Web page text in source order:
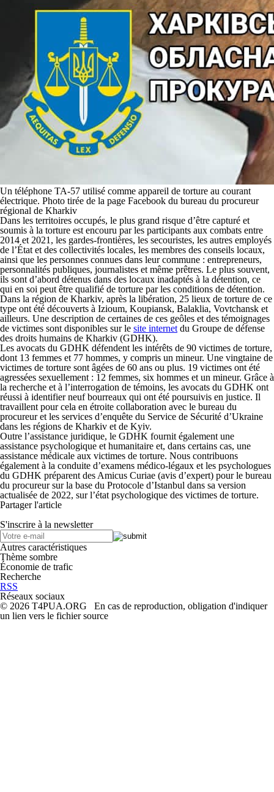
Un téléphone TA-57 utilisé comme appareil de torture au courant
électrique. Photo tirée de la page Facebook du bureau du procureur
régional de Kharkiv
Dans les territoires occupés, le plus grand risque d’être capturé et
soumis à la torture est encouru par les participants aux combats entre
2014 et 2021, les gardes-frontières, les secouristes, les autres employés
de l’État et des collectivités locales, les membres des conseils locaux,
ainsi que les personnes connues dans leur commune : entrepreneurs,
personnalités publiques, journalistes et même prêtres. Le plus souvent,
ils sont d’abord détenus dans des locaux inadaptés à la détention, ce
qui en soi peut être qualifié de torture par les conditions de détention.
Dans la région de Kharkiv, après la libération, 25 lieux de torture de ce
type ont été découverts à Izioum, Koupiansk, Balaklia, Vovtchansk et
ailleurs. Une description de certaines de ces geôles et des témoignages
de victimes sont disponibles sur le site internet du Groupe de défense
des droits humains de Kharkiv (GDHK).
Les avocats du GDHK défendent les intérêts de 90 victimes de torture,
dont 13 femmes et 77 hommes, y compris un mineur. Une vingtaine de
victimes de torture sont âgées de 60 ans ou plus. 19 victimes ont été
agressées sexuellement : 12 femmes, six hommes et un mineur. Grâce à
la recherche et à l’interrogation de témoins, les avocats du GDHK ont
réussi à identifier neuf bourreaux qui ont été poursuivis en justice. Il
travaillent pour cela en étroite collaboration avec le bureau du
procureur et les services d’enquête du Service de Sécurité d’Ukraine
dans les régions de Kharkiv et de Kyiv.
Outre l’assistance juridique, le GDHK fournit également une
assistance psychologique et humanitaire et, dans certains cas, une
assistance médicale aux victimes de torture. Nous contribuons
également à la conduite d’examens médico-légaux et les psychologues
du GDHK préparent des Amicus Curiae (avis d’expert) pour le bureau
du procureur sur la base du Protocole d’Istanbul dans sa version
actualisée de 2022, sur l’état psychologique des victimes de torture.
Partager l'article
S'inscrire à la newsletter
Autres caractéristiques
Thème sombre
Économie de trafic
Recherche
RSS
Réseaux sociaux
© 2026 T4PUA.ORG En cas de reproduction, obligation d'indiquer
un lien vers le fichier source